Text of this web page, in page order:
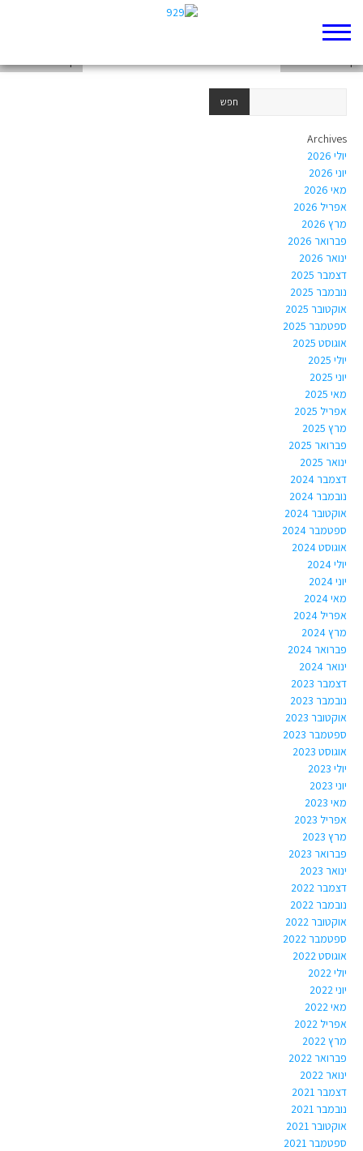
Archives
יולי 2026
יוני 2026
מאי 2026
אפריל 2026
מרץ 2026
פברואר 2026
ינואר 2026
דצמבר 2025
נובמבר 2025
אוקטובר 2025
ספטמבר 2025
אוגוסט 2025
יולי 2025
יוני 2025
מאי 2025
אפריל 2025
מרץ 2025
פברואר 2025
ינואר 2025
דצמבר 2024
נובמבר 2024
אוקטובר 2024
ספטמבר 2024
אוגוסט 2024
יולי 2024
יוני 2024
מאי 2024
אפריל 2024
מרץ 2024
פברואר 2024
ינואר 2024
דצמבר 2023
נובמבר 2023
אוקטובר 2023
ספטמבר 2023
אוגוסט 2023
יולי 2023
יוני 2023
מאי 2023
אפריל 2023
מרץ 2023
פברואר 2023
ינואר 2023
דצמבר 2022
נובמבר 2022
אוקטובר 2022
ספטמבר 2022
אוגוסט 2022
יולי 2022
יוני 2022
מאי 2022
אפריל 2022
מרץ 2022
פברואר 2022
ינואר 2022
דצמבר 2021
נובמבר 2021
אוקטובר 2021
ספטמבר 2021